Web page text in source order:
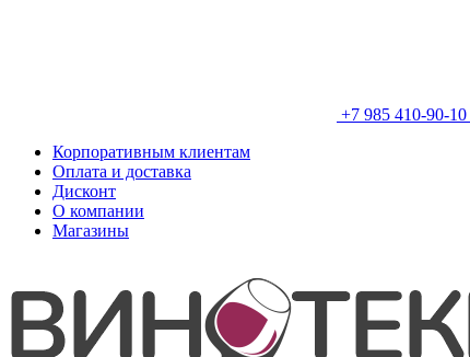
+7 985 410-90-10
Корпоративным клиентам
Оплата и доставка
Дисконт
О компании
Магазины